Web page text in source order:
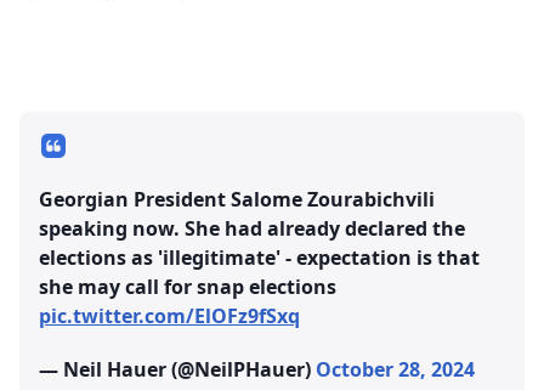
Georgian President Salome Zourabichvili
speaking now. She had already declared the
elections as 'illegitimate' - expectation is that
she may call for snap elections
pic.twitter.com/ElOFz9fSxq
— Neil Hauer (@NeilPHauer) October 28, 2024